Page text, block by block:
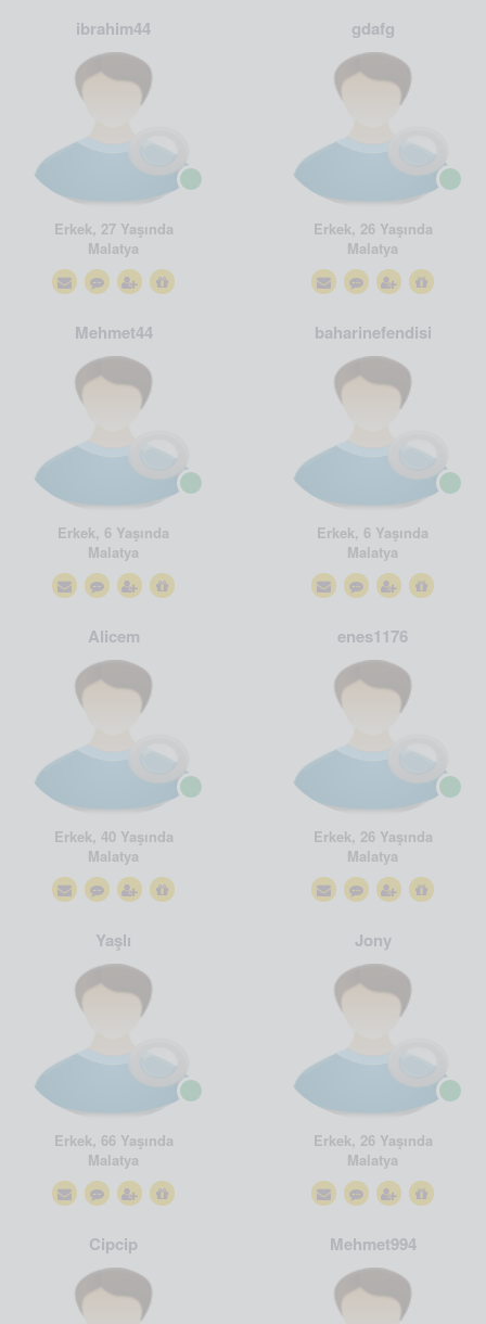
ibrahim44
Erkek, 27 Yaşında
Malatya
gdafg
Erkek, 26 Yaşında
Malatya
Mehmet44
Erkek, 6 Yaşında
Malatya
baharinefendisi
Erkek, 6 Yaşında
Malatya
Alicem
Erkek, 40 Yaşında
Malatya
enes1176
Erkek, 26 Yaşında
Malatya
Yaşlı
Erkek, 66 Yaşında
Malatya
Jony
Erkek, 26 Yaşında
Malatya
Cipcip Mehmet994